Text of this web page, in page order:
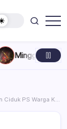
Agustus 9,
Terduga Pelaku Curanmor